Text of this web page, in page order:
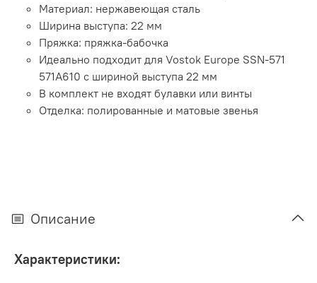
Материал: нержавеющая сталь
Ширина выступа: 22 мм
Пряжка: пряжка-бабочка
Идеально подходит для Vostok Europe SSN-571
571A610 с шириной выступа 22 мм
В комплект не входят булавки или винты
Отделка: полированные и матовые звенья
Описание
Характеристики: